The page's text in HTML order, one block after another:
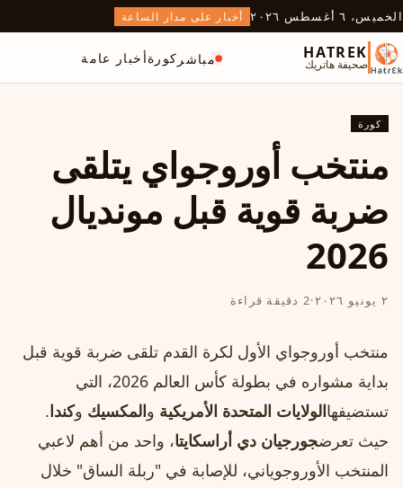
الخميس، ٦ أغسطس ٢٠٢٦ أخبار على مدار الساعة
HATREK
صحيفة هاتريك مباشر كورةأخبار عامة
كورة
منتخب أوروجواي يتلقى
ضربة قوية قبل مونديال
2026
٢ يونيو ٢٠٢٦ ·2 دقيقة قراءة
منتخب أوروجواي الأول لكرة القدم تلقى ضربة قوية قبل
بداية مشواره في بطولة كأس العالم 2026، التي
تستضيفهاالولايات المتحدة الأمريكية والمكسيك وكندا.
حيث تعرضجورجيان دي أراسكايتا، واحد من أهم لاعبي
المنتخب الأوروجوياني، للإصابة في "ربلة الساق" خلال